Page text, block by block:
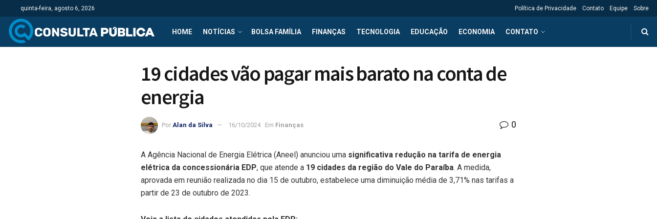
quinta-feira, agosto 6, 2026 Política de Privacidade Contato Equipe Sobre
HOME NOTÍCIAS BOLSA FAMÍLIA FINANÇAS TECNOLOGIA EDUCAÇÃO ECONOMIA CONTATO
19 cidades vão pagar mais barato na conta de
energia
Por Alan da Silva 16/10/2024 Em Finanças 0
A Agência Nacional de Energia Elétrica (Aneel) anunciou uma significativa redução na tarifa de energia
elétrica da concessionária EDP, que atende a 19 cidades da região do Vale do Paraíba. A medida,
aprovada em reunião realizada no dia 15 de outubro, estabelece uma diminuição média de 3,71% nas tarifas a
partir de 23 de outubro de 2023.